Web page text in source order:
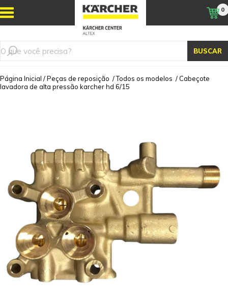
BUSCAR
0
Página Inicial /Peças de reposição /Todos os modelos / Cabeçote
lavadora de alta pressão karcher hd 6/15